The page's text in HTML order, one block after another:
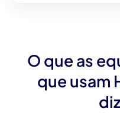
O que as
que usam